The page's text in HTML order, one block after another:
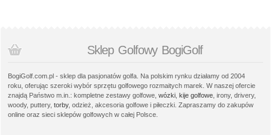
Sklep Golfowy BogiGolf
BogiGolf.com.pl - sklep dla pasjonatów golfa. Na polskim rynku działamy od 2004
roku, oferując szeroki wybór sprzętu golfowego rozmaitych marek. W naszej ofercie
znajdą Państwo m.in.: kompletne zestawy golfowe, wózki kije golfowe , irony, drivery,
woody, puttery, torby, odzież, akcesoria golfowe i piłeczki. Zapraszamy do zakupów
online oraz sieci sklepów golfowych w całej Polsce.